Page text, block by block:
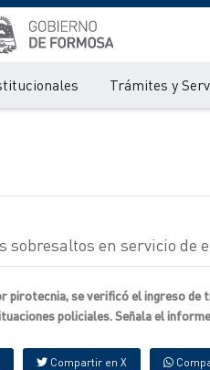
Trámites y
sobresaltos en servicio de
pirotecnia, se verificó el ingreso
policiales. Señala el
Compartir en X